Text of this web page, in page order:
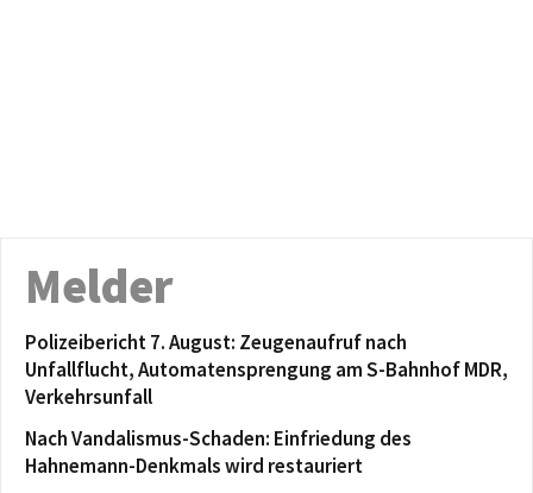
Melder
Polizeibericht 7. August: Zeugenaufruf nach
Unfallflucht, Automatensprengung am S-Bahnhof MDR,
Verkehrsunfall
Nach Vandalismus-Schaden: Einfriedung des
Hahnemann-Denkmals wird restauriert